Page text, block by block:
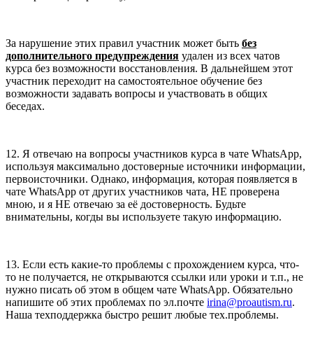
За нарушение этих правил участник может быть без
дополнительного предупреждения удален из всех чатов
курса без возможности восстановления. В дальнейшем этот
участник переходит на самостоятельное обучение без
возможности задавать вопросы и участвовать в общих
беседах.
12. Я отвечаю на вопросы участников курса в чате WhatsApp,
используя максимально достоверные источники информации,
первоисточники. Однако, информация, которая появляется в
чате WhatsApp от других участников чата, НЕ проверена
мною, и я НЕ отвечаю за её достоверность. Будьте
внимательны, когды вы используете такую информацию.
13. Если есть какие-то проблемы с прохождением курса, что-
то не получается, не открываются ссылки или уроки и т.п., не
нужно писать об этом в общем чате WhatsApp. Обязательно
напишите об этих проблемах по эл.почте irina@proautism.ru.
Наша техподдержка быстро решит любые тех.проблемы.